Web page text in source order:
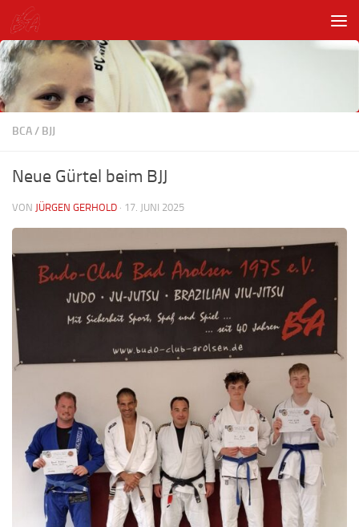
Unter dem Inhalt
BCA/ BJJ
Neue Gürtel beim BJJ
VON JÜRGEN GERHOLD · 17. JUNI 2025